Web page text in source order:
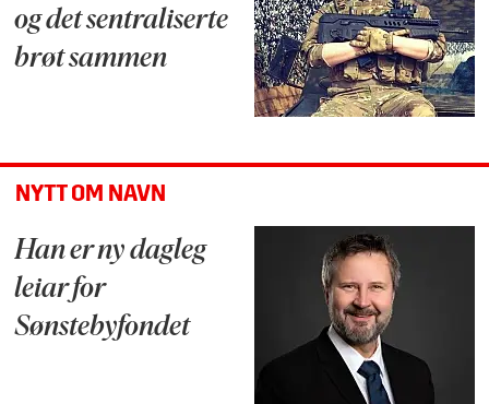
og det sentraliserte
brøt sammen
NYTT OM NAVN
Han er ny dagleg
leiar for
Sønstebyfondet